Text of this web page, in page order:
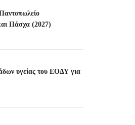
Πάσχα (2027)
υγείας του ΕΟΔΥ για